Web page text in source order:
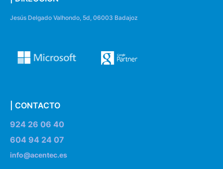
Jesús Delgado Valhondo, 5d, 06003 Badajoz
| CONTACTO
924 26 06 40
604 94 24 07
info@acentec.es